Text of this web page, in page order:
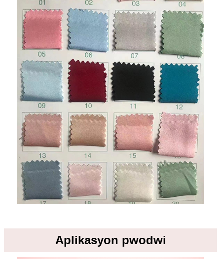
Aplikasyon pwodwi